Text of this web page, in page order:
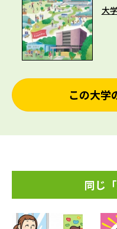
大
この大学
同じ